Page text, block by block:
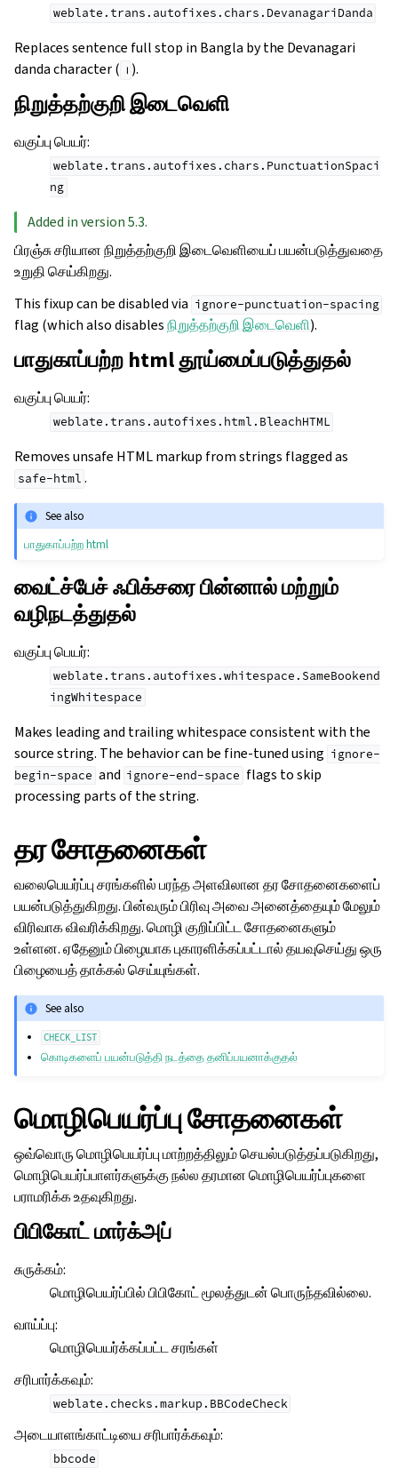
weblate.trans.autofixes.chars.DevanagariDanda
Replaces sentence full stop in Bangla by the Devanagari
danda character ( । ).
நிறுத்தற்குறி இடைவெளி
வகுப்பு பெயர்:
weblate.trans.autofixes.chars.PunctuationSpaci
ng
Added in version 5.3.
பிரஞ்சு சரியான நிறுத்தற்குறி இடைவெளியைப் பயன்படுத்துவதை
உறுதி செய்கிறது.
This fixup can be disabled via ignore-punctuation-spacing
flag (which also disablesநிறுத்தற்குறி இடைவெளி).
பாதுகாப்பற்ற html தூய்மைப்படுத்துதல்
வகுப்பு பெயர்:
weblate.trans.autofixes.html.BleachHTML
Removes unsafe HTML markup from strings flagged as
safe-html .
See also
பாதுகாப்பற்ற html
வைட்ச்பேச் ஃபிக்சரை பின்னால் மற்றும்
வழிநடத்துதல்
வகுப்பு பெயர்:
weblate.trans.autofixes.whitespace.SameBookend
ingWhitespace
Makes leading and trailing whitespace consistent with the
source string. The behavior can be fine-tuned using ignore-
begin-space and ignore-end-space flags to skip
processing parts of the string.
தர சோதனைகள்
வலைபெயர்ப்பு சரங்களில் பரந்த அளவிலான தர சோதனைகளைப்
பயன்படுத்துகிறது. பின்வரும் பிரிவு அவை அனைத்தையும் மேலும்
விரிவாக விவரிக்கிறது. மொழி குறிப்பிட்ட சோதனைகளும்
உள்ளன. ஏதேனும் பிழையாக புகாரளிக்கப்பட்டால் தயவுசெய்து ஒரு
பிழையைத் தாக்கல் செய்யுங்கள்.
See also
CHECK_LIST
கொடிகளைப் பயன்படுத்தி நடத்தை தனிப்பயனாக்குதல்
மொழிபெயர்ப்பு சோதனைகள்
ஒவ்வொரு மொழிபெயர்ப்பு மாற்றத்திலும் செயல்படுத்தப்படுகிறது,
மொழிபெயர்ப்பாளர்களுக்கு நல்ல தரமான மொழிபெயர்ப்புகளை
பராமரிக்க உதவுகிறது.
பிபிகோட் மார்க்அப்
சுருக்கம்:
மொழிபெயர்ப்பில் பிபிகோட் மூலத்துடன் பொருந்தவில்லை.
வாய்ப்பு:
மொழிபெயர்க்கப்பட்ட சரங்கள்
சரிபார்க்கவும்:
weblate.checks.markup.BBCodeCheck
அடையாளங்காட்டியை சரிபார்க்கவும்:
bbcode